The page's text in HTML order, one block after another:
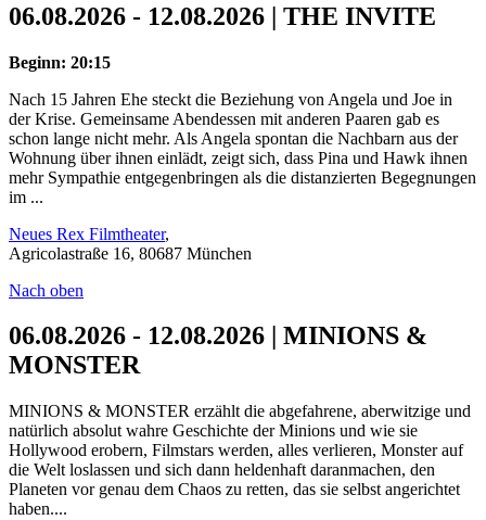
06.08.2026 - 12.08.2026 | THE INVITE
Beginn: 20:15
Nach 15 Jahren Ehe steckt die Beziehung von Angela und Joe in
der Krise. Gemeinsame Abendessen mit anderen Paaren gab es
schon lange nicht mehr. Als Angela spontan die Nachbarn aus der
Wohnung über ihnen einlädt, zeigt sich, dass Pina und Hawk ihnen
mehr Sympathie entgegenbringen als die distanzierten Begegnungen
im ...
Neues Rex Filmtheater,
Agricolastraße 16, 80687 München
Nach oben
06.08.2026 - 12.08.2026 | MINIONS &
MONSTER
MINIONS & MONSTER erzählt die abgefahrene, aberwitzige und
natürlich absolut wahre Geschichte der Minions und wie sie
Hollywood erobern, Filmstars werden, alles verlieren, Monster auf
die Welt loslassen und sich dann heldenhaft daranmachen, den
Planeten vor genau dem Chaos zu retten, das sie selbst angerichtet
haben....